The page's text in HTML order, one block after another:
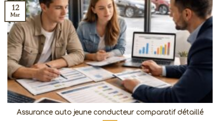
Assurance auto jeune conducteur comparatif détaillé
12
Mar